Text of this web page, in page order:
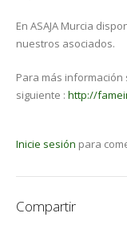
En ASAJA Murcia
nuestros asociados.
Para más información
siguiente : http://
Inicie sesión para
Compartir